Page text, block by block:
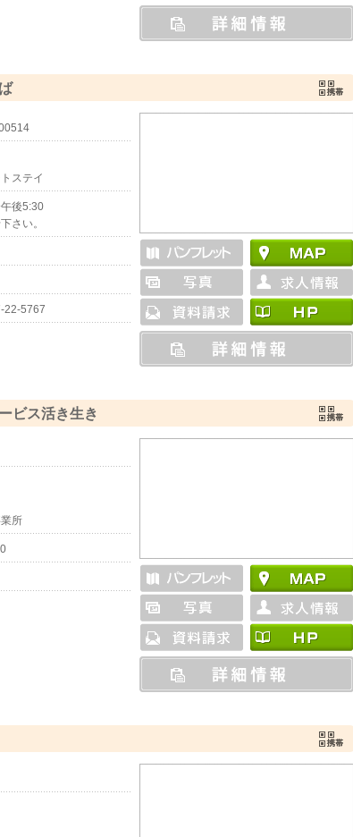
ステイ
後5:30
さい。
22-5767
ビス活き生き
所